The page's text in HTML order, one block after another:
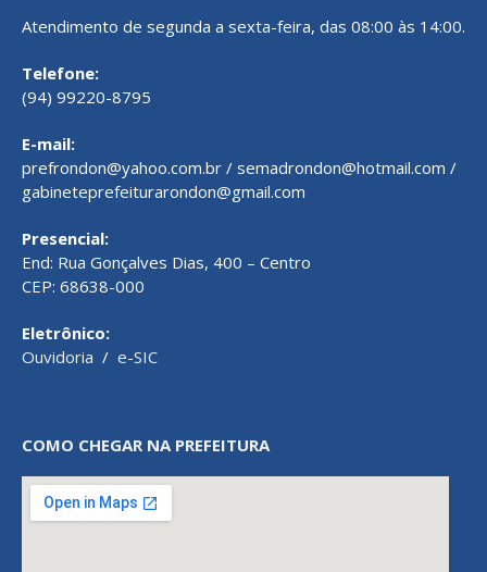
Atendimento de segunda a sexta-feira, das 08:00 às 14:00.
Telefone:
(94) 99220-8795
E-mail:
prefrondon@yahoo.com.br / semadrondon@hotmail.com /
gabineteprefeiturarondon@gmail.com
Presencial:
End: Rua Gonçalves Dias, 400 – Centro
CEP: 68638-000
Eletrônico:
Ouvidoria / e-SIC
COMO CHEGAR NA PREFEITURA